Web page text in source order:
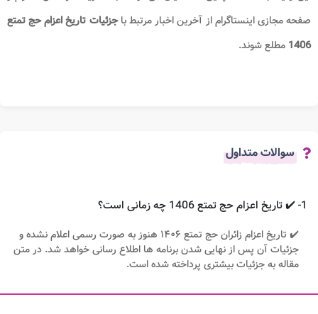
صفحه مجازی اینستاگرام از آخرین اخبار مرتبط باجزئیات تاریخ اعزام حج تمتع
1406 مطلع شوند.
سوالات متداول
1- ✔️ تاریخ اعزام حج تمتع 1406 چه زمانی است؟
✔️ تاریخ اعزام زائران حج تمتع ۱۴۰۶ هنوز به صورت رسمی اعلام نشده و
جزئیات آن پس از نهایی شدن برنامه ها اطلاع رسانی خواهد شد. در متن
مقاله به جزئیات بیشتری پرداخته شده است.